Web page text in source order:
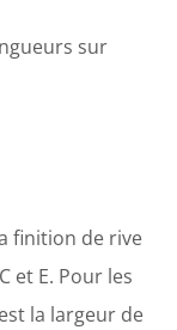
sur
finition de rive
et E. Pour les
la largeur de